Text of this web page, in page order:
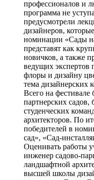
профессионалов и
программа не
предусмотрели
дизайнеров,
номинации «Сады
представят как
новичков, а также
ведущих экспертов
флоры и дизайну
тема
Всего на фестивале
партнерских
студенческих
архитекторов. По
победителей в
сад», «Сад-
Оценивать работы
инженер садово-
ландшафтной
высшей школы